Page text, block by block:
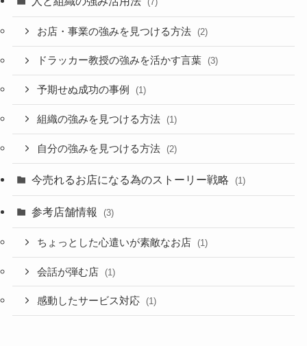
お店・事業の強みを見つける方法 (2)
ドラッカー教授の強みを活かす言葉 (3)
予期せぬ成功の事例 (1)
組織の強みを見つける方法 (1)
自分の強みを見つける方法 (2)
今売れるお店になる為のストーリー戦略 (1)
参考店舗情報 (3)
ちょっとした心遣いが素敵なお店 (1)
会話が弾む店 (1)
感動したサービス対応 (1)